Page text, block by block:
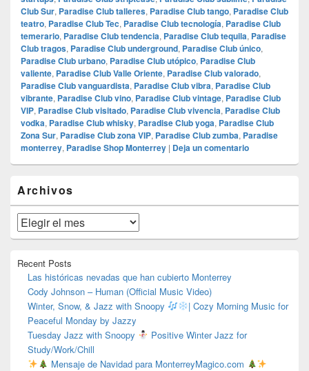
Club Sur, Paradise Club talleres, Paradise Club tango, Paradise Club
teatro, Paradise Club Tec, Paradise Club tecnología, Paradise Club
temerario, Paradise Club tendencia, Paradise Club tequila, Paradise
Club tragos, Paradise Club underground, Paradise Club único,
Paradise Club urbano, Paradise Club utópico, Paradise Club
valiente, Paradise Club Valle Oriente, Paradise Club valorado,
Paradise Club vanguardista, Paradise Club vibra, Paradise Club
vibrante, Paradise Club vino, Paradise Club vintage, Paradise Club
VIP, Paradise Club visitado, Paradise Club vivencia, Paradise Club
vodka, Paradise Club whisky, Paradise Club yoga, Paradise Club
Zona Sur, Paradise Club zona VIP, Paradise Club zumba, Paradise
monterrey, Paradise Shop Monterrey | Deja un comentario
área
de
widget
barra
lateral
Archivos
Archivos
Recent Posts
Las históricas nevadas que han cubierto Monterrey
Cody Johnson – Human (Official Music Video)
Winter, Snow, & Jazz with Snoopy
| Cozy Morning Music for
Peaceful Monday by Jazzy
Tuesday Jazz with Snoopy
Positive Winter Jazz for
Study/Work/Chill
Mensaje de Navidad para MonterreyMagico.com